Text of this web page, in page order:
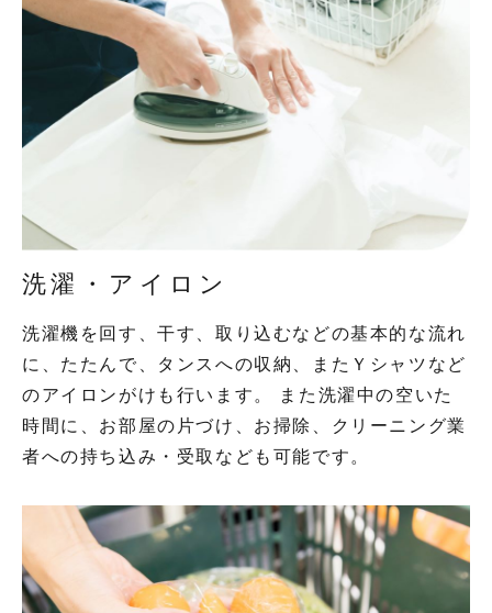
洗濯・アイロン
洗濯機を回す、干す、取り込むなどの基本的な流れ
に、たたんで、タンスへの収納、またＹシャツなど
のアイロンがけも行います。 また洗濯中の空いた
時間に、お部屋の片づけ、お掃除、クリーニング業
者への持ち込み・受取なども可能です。